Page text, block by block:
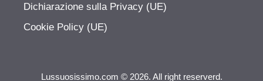
Dichiarazione sulla Privacy (UE)
Cookie Policy (UE)
Lussuosissimo.com © 2026. All right reserverd.